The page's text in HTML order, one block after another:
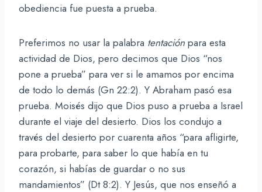
obediencia fue puesta a prueba.
Preferimos no usar la palabra tentación para esta
actividad de Dios, pero decimos que Dios “nos
pone a prueba” para ver si le amamos por encima
de todo lo demás (Gn 22:2). Y Abraham pasó esa
prueba. Moisés dijo que Dios puso a prueba a Israel
durante el viaje del desierto. Dios los condujo a
través del desierto por cuarenta años “para afligirte,
para probarte, para saber lo que había en tu
corazón, si habías de guardar o no sus
mandamientos” (Dt 8:2). Y Jesús, que nos enseñó a